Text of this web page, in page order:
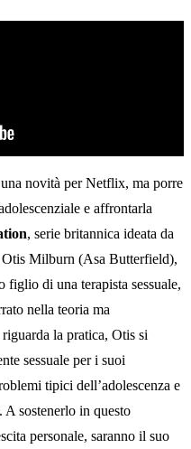
novità per Netflix, ma porre
e affrontarla
, serie britannica ideata da
Milburn (Asa Butterfield),
figlio di una terapista sessuale,
nella teoria ma
la pratica, Otis si
sessuale per i suoi
tipici dell’adolescenza e
sostenerlo in questo
personale, saranno il suo